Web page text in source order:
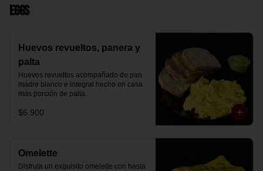
Eggs
Huevos revueltos, panera y
palta
Huevos revueltos acompañado de pan
madre blanco e integral hecho en casa
más porción de palta.
$6.900
Omelette
Disfruta un exquisito omelette con hasta